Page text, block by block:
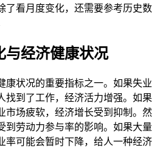
了看月度变化，还需要参考历史数
与经济健康状况
康状况的重要指标之一。如果失业
找到了工作，经济活力增强。如果
市场疲软，经济增长受到抑制。然
到劳动力参与率的影响。如果大量
率可能会暂时下降，给人一种经济